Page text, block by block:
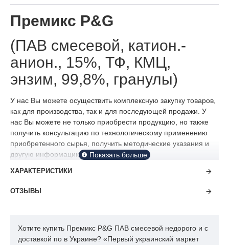
Премикс P&G
(ПАВ смесевой, катион.-
анион., 15%, ТФ, КМЦ,
энзим, 99,8%, гранулы)
У нас Вы можете осуществить комплексную закупку товаров,
как для производства, так и для последующей продажи. У
нас Вы можете не только приобрести продукцию, но также
получить консультацию по технологическому применению
приобретенного сырья, получить методические указания и
другую информацию.
ХАРАКТЕРИСТИКИ
ОТЗЫВЫ
Хотите купить Премикс P&G ПАВ смесевой недорого и с
доставкой по в Украине? «Первый украинский маркет